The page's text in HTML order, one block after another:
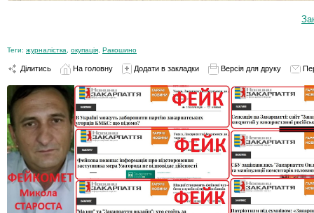
Теги: журналістка окупація Ракошино
Ділитись На головну Додати в закладки Версія для друку